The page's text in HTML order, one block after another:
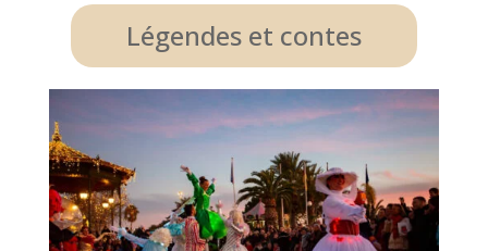
Légendes et contes